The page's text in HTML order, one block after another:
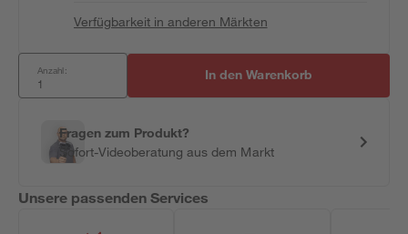
Verfügbarkeit in anderen Märkten
Anzahl: In den Warenkorb
Fragen zum Produkt?
Sofort-Videoberatung aus dem Markt
Unsere passenden Services